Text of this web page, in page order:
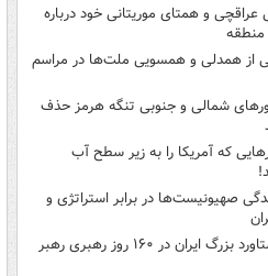
عراقچی و همتای موریتانی خود درباره
منطقه
از همدلی و همسویی ملت‌ها در مراسم
شمالی و جنوبی تنگه هرمز حذف
که آمریکا را به زیر سطح آب
صهیونیست‌ها در برابر استراتژی و
۶ دستاورد بزرگ ایران در ۱۶۰ روز رهبری رهبر